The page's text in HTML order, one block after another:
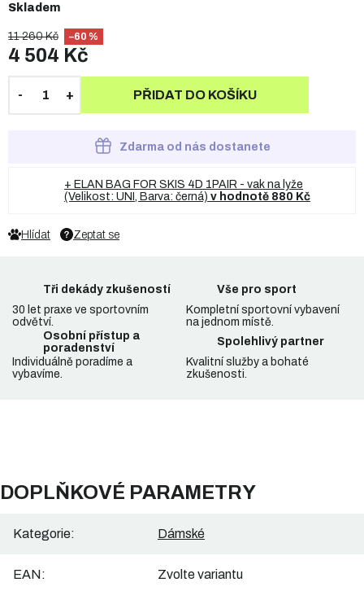
11 260 Kč –60 %
4 504 Kč
Skladem
PŘIDAT DO KOŠÍKU
Zdarma od nás dostanete
+ ELAN BAG FOR SKIS 4D 1PAIR - vak na lyže
(Velikost: UNI, Barva: černá) v hodnotě 880 Kč
Zeptat se
Hlídat
Tři dekády zkušeností
30 let praxe ve sportovním
odvětví.
Vše pro sport
Kompletní sportovní vybavení
na jednom místě.
Osobní přístup a
poradenství
Individuálně poradíme a
vybavíme.
Spolehlivý partner
Kvalitní služby a bohaté
zkušenosti.
DOPLŇKOVÉ PARAMETRY
Kategorie: Dámské
EAN: Zvolte variantu